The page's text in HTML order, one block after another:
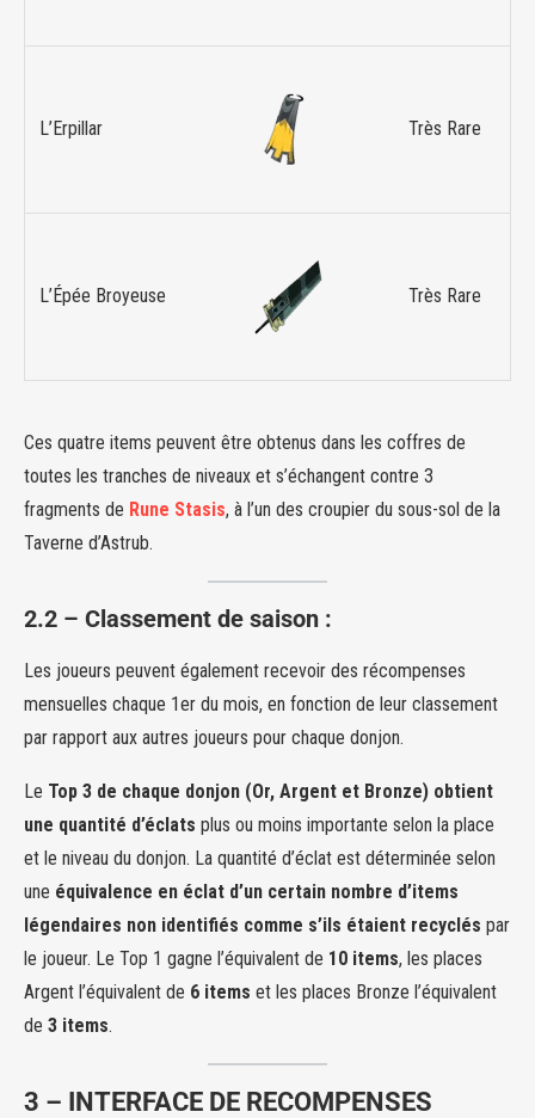
L’Erpillar Très Rare
L’Épée Broyeuse Très Rare
Ces quatre items peuvent être obtenus dans les coffres de
toutes les tranches de niveaux et s’échangent contre 3
fragments de Rune Stasis, à l’un des croupier du sous-sol de la
Taverne d’Astrub.
2.2 – Classement de saison :
Les joueurs peuvent également recevoir des récompenses
mensuelles chaque 1er du mois, en fonction de leur classement
par rapport aux autres joueurs pour chaque donjon.
Le Top 3 de chaque donjon (Or, Argent et Bronze) obtient
une quantité d’éclats plus ou moins importante selon la place
et le niveau du donjon. La quantité d’éclat est déterminée selon
une équivalence en éclat d’un certain nombre d’items
légendaires non identifiés comme s’ils étaient recyclés par
le joueur. Le Top 1 gagne l’équivalent de 10 items, les places
Argent l’équivalent de 6 items et les places Bronze l’équivalent
de 3 items.
3 – INTERFACE DE RECOMPENSES